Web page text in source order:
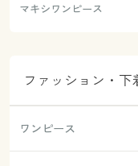
マキシワンピース
ファッション・下
ワンピース